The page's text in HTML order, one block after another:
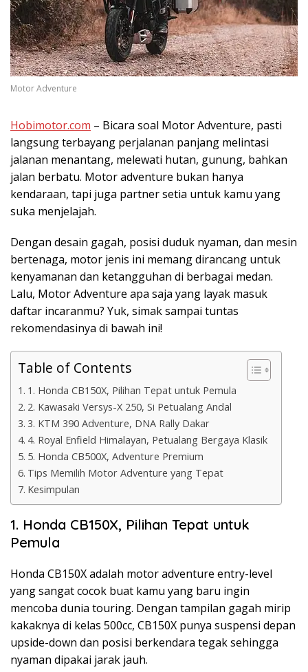
Motor Adventure
Hobimotor.com – Bicara soal Motor Adventure, pasti
langsung terbayang perjalanan panjang melintasi
jalanan menantang, melewati hutan, gunung, bahkan
jalan berbatu. Motor adventure bukan hanya
kendaraan, tapi juga partner setia untuk kamu yang
suka menjelajah.
Dengan desain gagah, posisi duduk nyaman, dan mesin
bertenaga, motor jenis ini memang dirancang untuk
kenyamanan dan ketangguhan di berbagai medan.
Lalu, Motor Adventure apa saja yang layak masuk
daftar incaranmu? Yuk, simak sampai tuntas
rekomendasinya di bawah ini!
Table of Contents
1. Honda CB150X, Pilihan Tepat untuk Pemula
2. Kawasaki Versys-X 250, Si Petualang Andal
3. KTM 390 Adventure, DNA Rally Dakar
4. Royal Enfield Himalayan, Petualang Bergaya Klasik
5. Honda CB500X, Adventure Premium
Tips Memilih Motor Adventure yang Tepat
Kesimpulan
1. Honda CB150X, Pilihan Tepat untuk
Pemula
Honda CB150X adalah motor adventure entry-level
yang sangat cocok buat kamu yang baru ingin
mencoba dunia touring. Dengan tampilan gagah mirip
kakaknya di kelas 500cc, CB150X punya suspensi depan
upside-down dan posisi berkendara tegak sehingga
nyaman dipakai jarak jauh.